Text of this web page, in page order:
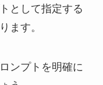
として指定する
ます。
ンプトを明確に